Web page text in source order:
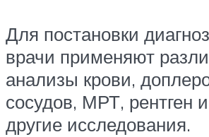
Для постановки
врачи применяют
анализы крови,
сосудов, МРТ, рентген
другие исследования.